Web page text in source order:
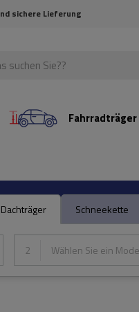
sichere Lieferung
Fahrradträger
Dachträger Schneekette
2 Wählen Sie ein